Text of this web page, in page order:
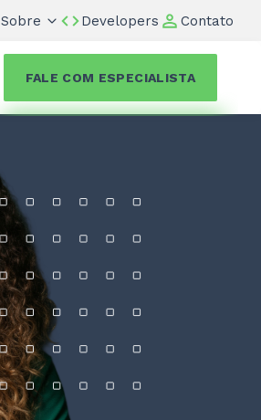
Sobre Developers Contato
FALE COM ESPECIALISTA